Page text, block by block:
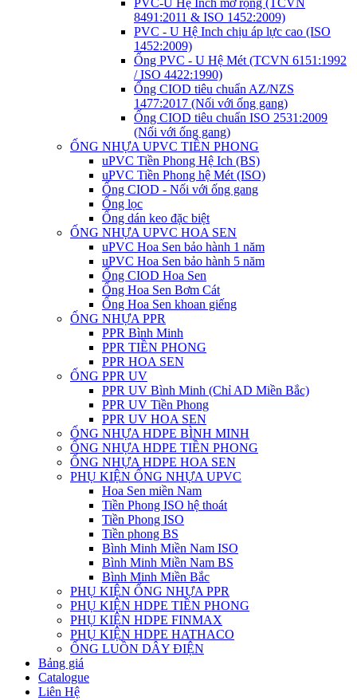
PVC-U Hệ Inch mở rộng (TCVN
8491:2011 & ISO 1452:2009)
PVC - U Hệ Inch chịu áp lực cao (ISO
1452:2009)
Ống PVC - U Hệ Mét (TCVN 6151:1992
/ ISO 4422:1990)
Ống CIOD tiêu chuẩn AZ/NZS
1477:2017 (Nối với ống gang)
Ống CIOD tiêu chuẩn ISO 2531:2009
(Nối với ống gang)
ỐNG NHỰA UPVC TIỀN PHONG
uPVC Tiền Phong Hệ Ich (BS)
uPVC Tiền Phong hệ Mét (ISO)
Ống CIOD - Nối với ống gang
Ống lọc
Ống dán keo đặc biệt
ỐNG NHỰA UPVC HOA SEN
uPVC Hoa Sen bảo hành 1 năm
uPVC Hoa Sen bảo hành 5 năm
Ống CIOD Hoa Sen
Ống Hoa Sen Bơm Cát
Ống Hoa Sen khoan giếng
ỐNG NHỰA PPR
PPR Bình Minh
PPR TIỀN PHONG
PPR HOA SEN
ỐNG PPR UV
PPR UV Bình Minh (Chỉ AD Miền Bắc)
PPR UV Tiền Phong
PPR UV HOA SEN
ỐNG NHỰA HDPE BÌNH MINH
ỐNG NHỰA HDPE TIỀN PHONG
ỐNG NHỰA HDPE HOA SEN
PHỤ KIỆN ỐNG NHỰA UPVC
Hoa Sen miền Nam
Tiền Phong ISO hệ thoát
Tiền Phong ISO
Tiền phong BS
Bình Minh Miền Nam ISO
Bình Minh Miền Nam BS
Bình Minh Miền Bắc
PHỤ KIỆN ỐNG NHỰA PPR
PHỤ KIỆN HDPE TIỀN PHONG
PHỤ KIỆN HDPE FINMAX
PHỤ KIỆN HDPE HATHACO
ỐNG LUỒN DÂY ĐIỆN
Bảng giá
Catalogue
Liên Hệ